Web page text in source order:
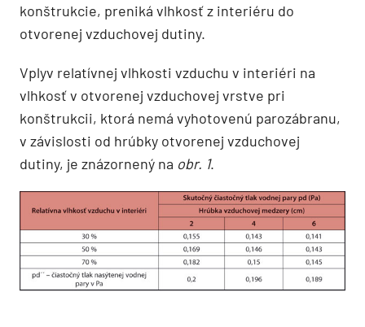
konštrukcie, preniká vlhkosť z interiéru do
otvorenej vzduchovej dutiny.
Vplyv relatívnej vlhkosti vzduchu v interiéri na
vlhkosť v otvorenej vzduchovej vrstve pri
konštrukcii, ktorá nemá vyhotovenú parozábranu,
v závislosti od hrúbky otvorenej vzduchovej
dutiny, je znázornený na obr. 1.